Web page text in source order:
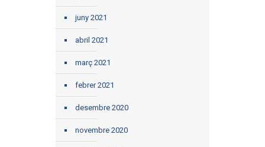
juny 2021
abril 2021
març 2021
febrer 2021
desembre 2020
novembre 2020